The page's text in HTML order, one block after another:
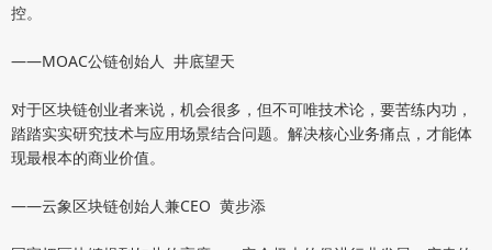
控。
——MOAC公链创始人 井底望天
对于区块链创业者来说，机会很多，但不可唯技术论，要苦练内功，
踏踏实实研究技术与应用场景结合问题。解决核心业务痛点，才能体
现最根本的商业价值。
——云象区块链创始人兼CEO 黄步添